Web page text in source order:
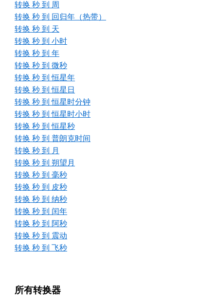
转换 秒 到 周
转换 秒 到 回归年（热带）
转换 秒 到 天
转换 秒 到 小时
转换 秒 到 年
转换 秒 到 微秒
转换 秒 到 恒星年
转换 秒 到 恒星日
转换 秒 到 恒星时分钟
转换 秒 到 恒星时小时
转换 秒 到 恒星秒
转换 秒 到 普朗克时间
转换 秒 到 月
转换 秒 到 朔望月
转换 秒 到 毫秒
转换 秒 到 皮秒
转换 秒 到 纳秒
转换 秒 到 闰年
转换 秒 到 阿秒
转换 秒 到 震动
转换 秒 到 飞秒
所有转换器